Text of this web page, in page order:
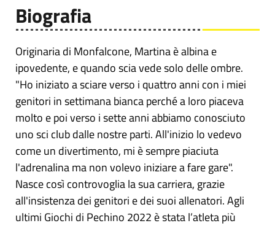
Biografia
Originaria di Monfalcone, Martina è albina e
ipovedente, e quando scia vede solo delle ombre.
"Ho iniziato a sciare verso i quattro anni con i miei
genitori in settimana bianca perché a loro piaceva
molto e poi verso i sette anni abbiamo conosciuto
uno sci club dalle nostre parti. All'inizio lo vedevo
come un divertimento, mi è sempre piaciuta
l'adrenalina ma non volevo iniziare a fare gare".
Nasce così controvoglia la sua carriera, grazie
all'insistenza dei genitori e dei suoi allenatori. Agli
ultimi Giochi di Pechino 2022 è stata l’atleta più